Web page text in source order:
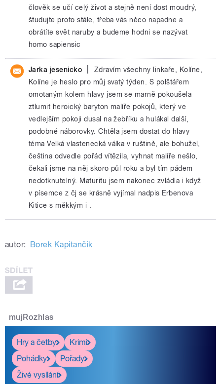
člověk se učí celý život a stejně není dost moudrý,
študujte proto stále, třeba vás něco napadne a
obrátíte svět naruby a budeme hodni se nazývat
homo sapiensic
Jarka jesenicko
Zdravím všechny linkaře, Kolíne,
Kolíne je heslo pro můj svatý týden. S polštářem
omotaným kolem hlavy jsem se marně pokoušela
ztlumit heroický baryton malíře pokojů, který ve
vedlejším pokoji dusal na žebříku a hulákal další,
podobné náborovky. Chtěla jsem dostat do hlavy
téma Velká vlastenecká válka v ruštině, ale bohužel,
čeština odvedle pořád vítězila, vyhnat malíře nešlo,
čekali jsme na něj skoro půl roku a byl tím pádem
nedotknutelný. Maturitu jsem nakonec zvládla i když
v písemce z čj se krásně vyjímal nadpis Erbenova
Kitice s měkkým i .
autor: Borek Kapitančik
mujRozhlas
Hry a četby
Krimi
Pohádky
Pořady
Živé vysílání